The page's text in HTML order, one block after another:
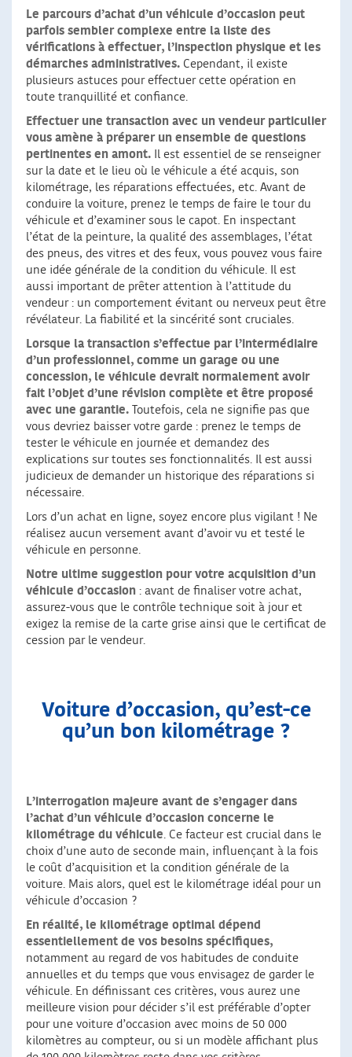
Le parcours d’achat d’un véhicule d’occasion peut
parfois sembler complexe entre la liste des
vérifications à effectuer, l’inspection physique et les
démarches administratives. Cependant, il existe
plusieurs astuces pour effectuer cette opération en
toute tranquillité et confiance.
Effectuer une transaction avec un vendeur particulier
vous amène à préparer un ensemble de questions
pertinentes en amont. Il est essentiel de se renseigner
sur la date et le lieu où le véhicule a été acquis, son
kilométrage, les réparations effectuées, etc. Avant de
conduire la voiture, prenez le temps de faire le tour du
véhicule et d’examiner sous le capot. En inspectant
l’état de la peinture, la qualité des assemblages, l’état
des pneus, des vitres et des feux, vous pouvez vous faire
une idée générale de la condition du véhicule. Il est
aussi important de prêter attention à l’attitude du
vendeur : un comportement évitant ou nerveux peut être
révélateur. La fiabilité et la sincérité sont cruciales.
Lorsque la transaction s’effectue par l’intermédiaire
d’un professionnel, comme un garage ou une
concession, le véhicule devrait normalement avoir
fait l’objet d’une révision complète et être proposé
avec une garantie. Toutefois, cela ne signifie pas que
vous devriez baisser votre garde : prenez le temps de
tester le véhicule en journée et demandez des
explications sur toutes ses fonctionnalités. Il est aussi
judicieux de demander un historique des réparations si
nécessaire.
Lors d’un achat en ligne, soyez encore plus vigilant ! Ne
réalisez aucun versement avant d’avoir vu et testé le
véhicule en personne.
Notre ultime suggestion pour votre acquisition d’un
véhicule d’occasion : avant de finaliser votre achat,
assurez-vous que le contrôle technique soit à jour et
exigez la remise de la carte grise ainsi que le certificat de
cession par le vendeur.
Voiture d’occasion, qu’est-ce
qu’un bon kilométrage ?
L’interrogation majeure avant de s’engager dans
l’achat d’un véhicule d’occasion concerne le
kilométrage du véhicule. Ce facteur est crucial dans le
choix d’une auto de seconde main, influençant à la fois
le coût d’acquisition et la condition générale de la
voiture. Mais alors, quel est le kilométrage idéal pour un
véhicule d’occasion ?
En réalité, le kilométrage optimal dépend
essentiellement de vos besoins spécifiques,
notamment au regard de vos habitudes de conduite
annuelles et du temps que vous envisagez de garder le
véhicule. En définissant ces critères, vous aurez une
meilleure vision pour décider s’il est préférable d’opter
pour une voiture d’occasion avec moins de 50 000
kilomètres au compteur, ou si un modèle affichant plus